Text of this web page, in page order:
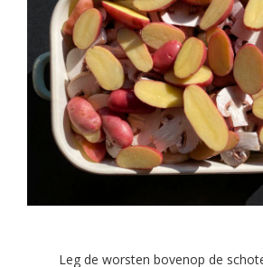
Leg de worsten bovenop de